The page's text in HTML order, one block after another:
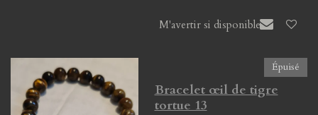
M'avertir si disponible
Épuisé
Bracelet œil de tigre
tortue 13